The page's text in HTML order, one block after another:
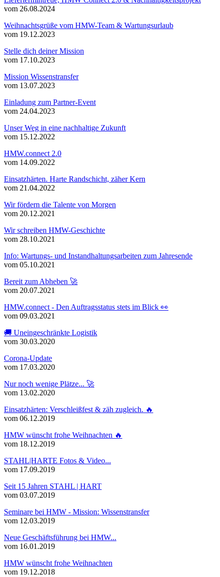
vom 26.08.2024
Weihnachtsgrüße vom HMW-Team & Wartungsurlaub
vom 19.12.2023
Stelle dich deiner Mission
vom 17.10.2023
Mission Wissenstransfer
vom 13.07.2023
Einladung zum Partner-Event
vom 24.04.2023
Unser Weg in eine nachhaltige Zukunft
vom 15.12.2022
HMW.connect 2.0
vom 14.09.2022
Einsatzhärten. Harte Randschicht, zäher Kern
vom 21.04.2022
Wir fördern die Talente von Morgen
vom 20.12.2021
Wir schreiben HMW-Geschichte
vom 28.10.2021
Info: Wartungs- und Instandhaltungsarbeiten zum Jahresende
vom 05.10.2021
Bereit zum Abheben 🚀
vom 20.07.2021
HMW.connect - Den Auftragsstatus stets im Blick 👀
vom 09.03.2021
🚚 Uneingeschränkte Logistik
vom 30.03.2020
Corona-Update
vom 17.03.2020
Nur noch wenige Plätze... 🚀
vom 13.02.2020
Einsatzhärten: Verschleißfest & zäh zugleich. 🔥
vom 06.12.2019
HMW wünscht frohe Weihnachten 🔥
vom 18.12.2019
STAHL|HARTE Fotos & Video...
vom 17.09.2019
Seit 15 Jahren STAHL | HART
vom 03.07.2019
Seminare bei HMW - Mission: Wissenstransfer
vom 12.03.2019
Neue Geschäftsführung bei HMW...
vom 16.01.2019
HMW wünscht frohe Weihnachten
vom 19.12.2018